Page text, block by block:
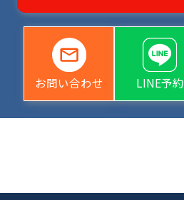
お問い合わせ LINE予約